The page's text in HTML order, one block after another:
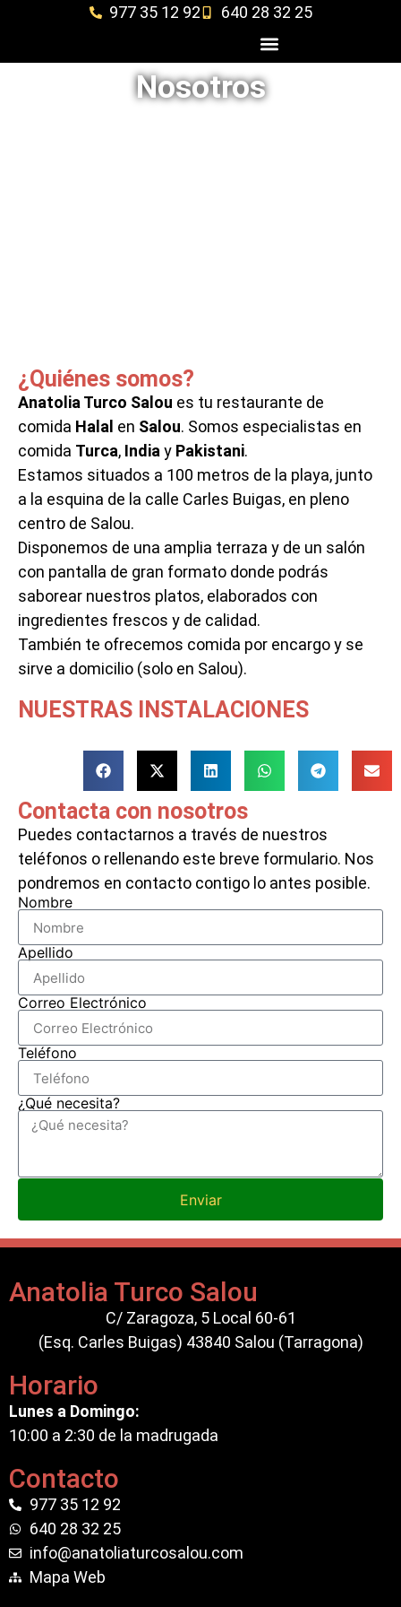
977 35 12 92 640 28 32 25
Nosotros
¿Quiénes somos?
Anatolia Turco Salou es tu restaurante de
comida Halal en Salou. Somos especialistas en
comida Turca, India y Pakistani.
Estamos situados a 100 metros de la playa, junto
a la esquina de la calle Carles Buigas, en pleno
centro de Salou.
Disponemos de una amplia terraza y de un salón
con pantalla de gran formato donde podrás
saborear nuestros platos, elaborados con
ingredientes frescos y de calidad.
También te ofrecemos comida por encargo y se
sirve a domicilio (solo en Salou).
NUESTRAS INSTALACIONES
Contacta con nosotros
Puedes contactarnos a través de nuestros
teléfonos o rellenando este breve formulario. Nos
pondremos en contacto contigo lo antes posible.
Nombre
Apellido
Correo Electrónico
Teléfono
¿Qué necesita?
Enviar
Anatolia Turco Salou
C/ Zaragoza, 5 Local 60-61
(Esq. Carles Buigas) 43840 Salou (Tarragona)
Horario
Lunes a Domingo:
10:00 a 2:30 de la madrugada
Contacto
977 35 12 92
640 28 32 25
info@anatoliaturcosalou.com
Mapa Web